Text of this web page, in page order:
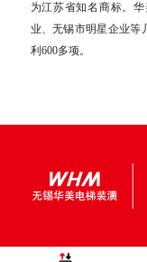
为江苏省知名商标。
业、无锡市明星企业等
利600多项。